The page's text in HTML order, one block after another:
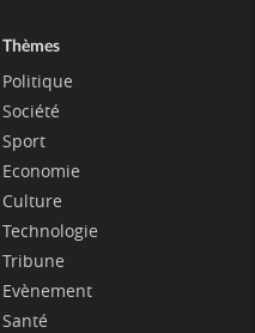
Thèmes
Politique
Société
Sport
Economie
Culture
Technologie
Tribune
Evènement
Santé